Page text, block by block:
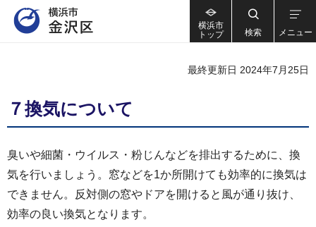
横浜市
トップ
検索 メニュー
最終更新日 2024年7月25日
７換気について
臭いや細菌・ウイルス・粉じんなどを排出するために、換
気を行いましょう。窓などを1か所開けても効率的に換気は
できません。反対側の窓やドアを開けると風が通り抜け、
効率の良い換気となります。